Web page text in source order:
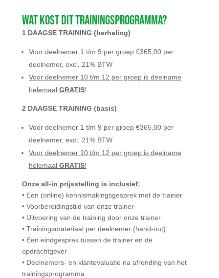
Wat kost dit trainingsprogramma?
1 DAAGSE TRAINING (herhaling)
Voor deelnemer 1 t/m 9 per groep €365,00 per
deelnemer, excl. 21% BTW
Voor deelnemer 10 t/m 12 per groep is deelname
helemaal GRATIS!
2 DAAGSE TRAINING (basis)
Voor deelnemer 1 t/m 9 per groep €365,00 per
deelnemer, excl. 21% BTW
Voor deelnemer 10 t/m 12 per groep is deelname
helemaal GRATIS!
Onze all-in prijsstelling is inclusief:
• Een (online) kennismakingsgesprek met de trainer
• Voorbereidingstijd van onze trainer
• Uitvoering van de training door onze trainer
• Trainingsmateriaal per deelnemer(hand-out)
• Een eindgesprek tussen de trainer en de
opdrachtgever
• Deelnemers- en klantevaluatie na afronding van het
trainingsprogramma